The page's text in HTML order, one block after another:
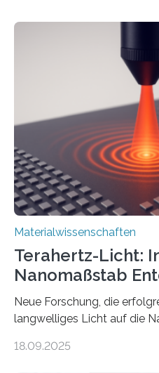
Nichtmetallen vorkommt
Sensorik und
Erkenntnisse berichten die
the American Chemical
Materialien, die
beeinflussen können, sind
Technologien…
Materialwissenschaften
Terahertz-Licht:
Nanomaßstab
Neue Forschung, die
langwelliges Licht auf die
optoelektronischen
18.09.2025